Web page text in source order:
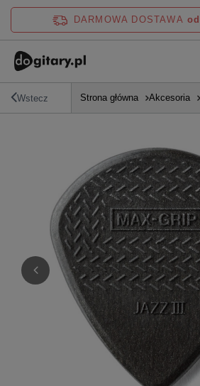
DARMOWA DOSTAWA
Wstecz Strona główna Akcesoria